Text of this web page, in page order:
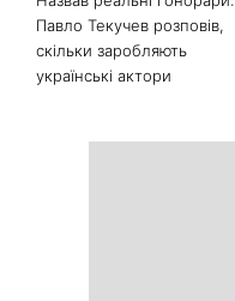
Павло Текучев розповів,
скільки заробляють
українські актори